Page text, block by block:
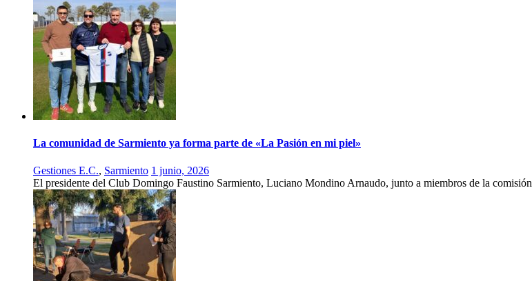
La comunidad de Sarmiento ya forma parte de «La Pasión en mi piel»
Gestiones E.C., Sarmiento 1 junio, 2026
El presidente del Club Domingo Faustino Sarmiento, Luciano Mondino Arnaudo, junto a miembros de la comisión